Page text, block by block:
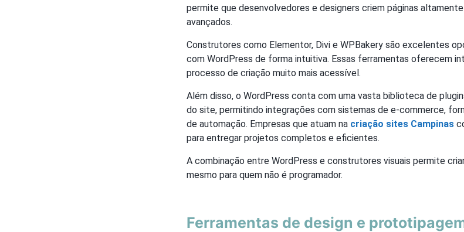
permite que desenvolvedores e designers criem páginas
avançados.
Construtores como Elementor, Divi e WPBakery são excelentes
com WordPress de forma intuitiva. Essas ferramentas oferecem
processo de criação muito mais acessível.
Além disso, o WordPress conta com uma vasta biblioteca de
do site, permitindo integrações com sistemas de e-commerce,
de automação. Empresas que atuam na criação sites Campinas
para entregar projetos completos e eficientes.
A combinação entre WordPress e construtores visuais permite
mesmo para quem não é programador.
Ferramentas de design e